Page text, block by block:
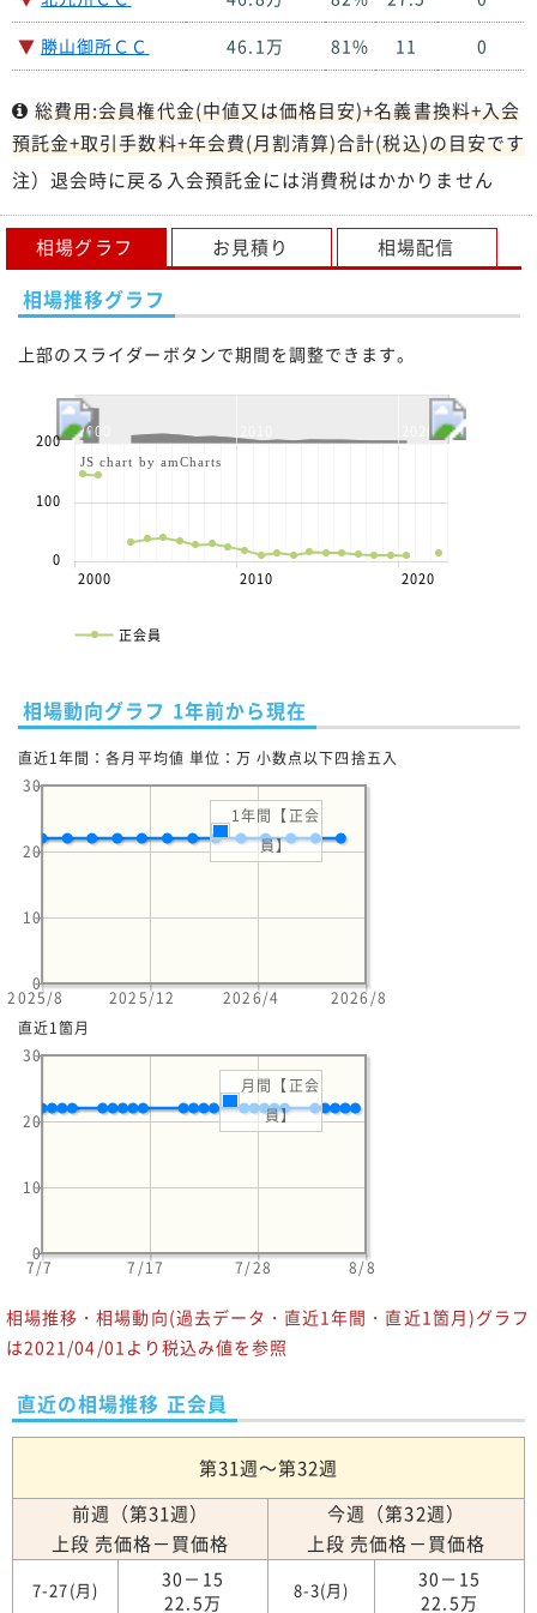
▼ 勝山御所ＣＣ 46.1万 81% 11 0
総費用:会員権代金(中値又は価格目安)+名義書換料+入会
預託金+取引手数料+年会費(月割清算)合計(税込)の目安です
注）退会時に戻る入会預託金には消費税はかかりません
相場グラフ お見積り 相場配信
相場推移グラフ
上部のスライダーボタンで期間を調整できます。
2000 2020
2000 2010 2020
0
100
200
JS chart by amCharts
正会員
相場動向グラフ 1年前から現在
直近1年間：各月平均値 単位：万 小数点以下四捨五入
2025/8 2025/12 2026/4 2026/8
0
10
20
30
1年間【正会
員】
直近1箇月
7/7 7/17 7/28 8/8
0
10
20
30
月間【正会
員】
相場推移・相場動向(過去データ・直近1年間・直近1箇月)グラフ
は2021/04/01より税込み値を参照
直近の相場推移 正会員
第31週～第32週
前週（第31週）
上段 売価格－買価格
今週（第32週）
上段 売価格－買価格
7-27(月)
30－15
22.5万
8-3(月)
30－15
22.5万